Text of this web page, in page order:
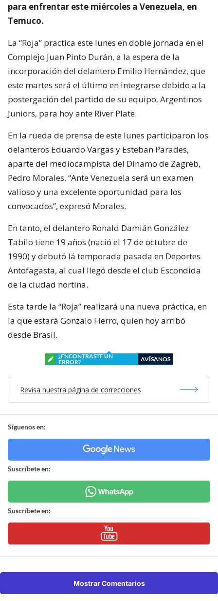
para enfrentar este miércoles a Venezuela, en
Temuco.
La “Roja” practica este lunes en doble jornada en el
Complejo Juan Pinto Durán, a la espera de la
incorporación del delantero Emilio Hernández, que
este martes será el último en integrarse debido a la
postergación del partido de su equipo, Argentinos
Juniors, para hoy ante River Plate.
En la rueda de prensa de este lunes participaron los
delanteros Eduardo Vargas y Esteban Parades,
aparte del mediocampista del Dinamo de Zagreb,
Pedro Morales. “Ante Venezuela será un examen
valioso y una excelente oportunidad para los
convocados”, expresó Morales.
En tanto, el delantero Ronald Damián González
Tabilo tiene 19 años (nació el 17 de octubre de
1990) y debutó lá temporada pasada en Deportes
Antofagasta, al cual llegó desde el club Escondida
de la ciudad nortina.
Esta tarde la “Roja” realizará una nueva práctica, en
la que estará Gonzalo Fierro, quien hoy arribó
desde Brasil.
¿ENCONTRASTE UN
ERROR?
AVÍSANOS
Revisa nuestra página de correcciones
Síguenos en:
Suscríbete en:
Suscríbete en:
Mostrar Comentarios